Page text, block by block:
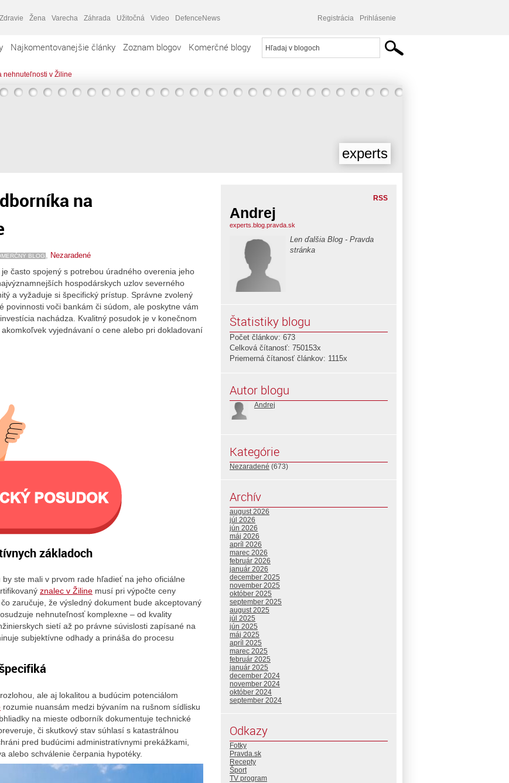
Zdravie Žena Varecha Záhrada Užitočná Video DefenceNews Registrácia Prihlásenie
Najkomentovanejšie články Zoznam blogov Komerčné blogy
nehnuteľnosti v Žiline
experts
na
BLOG Nezaradené
často spojený s potrebou úradného overenia jeho
hospodárskych uzlov severného
a vyžaduje si špecifický prístup. Správne zvolený
povinnosti voči bankám či súdom, ale poskytne vám
nachádza. Kvalitný posudok je v konečnom
vyjednávaní o cene alebo pri dokladovaní
základoch
ste mali v prvom rade hľadieť na jeho oficiálne
znalec v Žiline musí pri výpočte ceny
zaručuje, že výsledný dokument bude akceptovaný
nehnuteľnosť komplexne – od kvality
sietí až po právne súvislosti zapísané na
subjektívne odhady a prináša do procesu
ale aj lokalitou a budúcim potenciálom
rozumie nuansám medzi bývaním na rušnom sídlisku
na mieste odborník dokumentuje technické
či skutkový stav súhlasí s katastrálnou
pred budúcimi administratívnymi prekážkami,
alebo schválenie čerpania hypotéky.
RSS
Andrej
experts.blog.pravda.sk
Len ďalšia Blog - Pravda
stránka
Štatistiky blogu
Počet článkov: 673
Celková čítanosť: 750153x
Priemerná čítanosť článkov: 1115x
Autor blogu
Andrej
Kategórie
Nezaradené (673)
Archív
august 2026
júl 2026
jún 2026
máj 2026
apríl 2026
marec 2026
február 2026
január 2026
december 2025
november 2025
október 2025
september 2025
august 2025
júl 2025
jún 2025
máj 2025
apríl 2025
marec 2025
február 2025
január 2025
december 2024
november 2024
október 2024
september 2024
Odkazy
Fotky
Pravda.sk
Recepty
Šport
TV program